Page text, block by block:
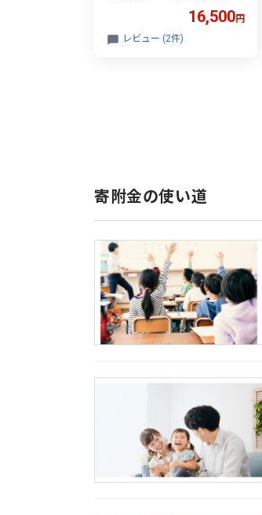
卵 海鮮 魚介類 いくら丼 海
鮮丼】[024-a155_(20)]
16,500円
レビュー (2件)
寄附金の使い道